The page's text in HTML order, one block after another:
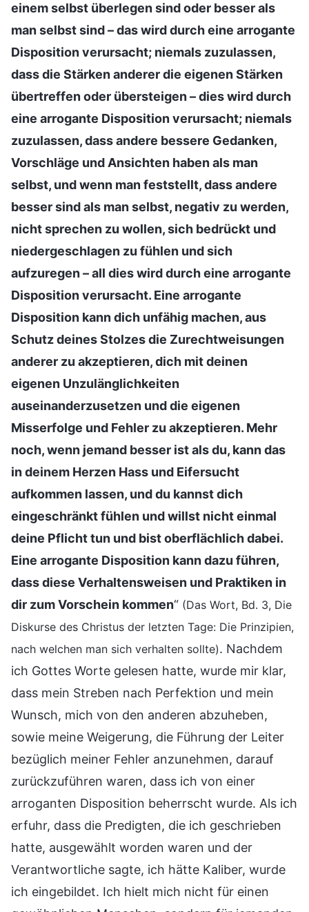
einem selbst überlegen sind oder besser als
man selbst sind – das wird durch eine arrogante
Disposition verursacht; niemals zuzulassen,
dass die Stärken anderer die eigenen Stärken
übertreffen oder übersteigen – dies wird durch
eine arrogante Disposition verursacht; niemals
zuzulassen, dass andere bessere Gedanken,
Vorschläge und Ansichten haben als man
selbst, und wenn man feststellt, dass andere
besser sind als man selbst, negativ zu werden,
nicht sprechen zu wollen, sich bedrückt und
niedergeschlagen zu fühlen und sich
aufzuregen – all dies wird durch eine arrogante
Disposition verursacht. Eine arrogante
Disposition kann dich unfähig machen, aus
Schutz deines Stolzes die Zurechtweisungen
anderer zu akzeptieren, dich mit deinen
eigenen Unzulänglichkeiten
auseinanderzusetzen und die eigenen
Misserfolge und Fehler zu akzeptieren. Mehr
noch, wenn jemand besser ist als du, kann das
in deinem Herzen Hass und Eifersucht
aufkommen lassen, und du kannst dich
eingeschränkt fühlen und willst nicht einmal
deine Pflicht tun und bist oberflächlich dabei.
Eine arrogante Disposition kann dazu führen,
dass diese Verhaltensweisen und Praktiken in
dir zum Vorschein kommen“ (Das Wort, Bd. 3, Die
Diskurse des Christus der letzten Tage: Die Prinzipien,
nach welchen man sich verhalten sollte). Nachdem
ich Gottes Worte gelesen hatte, wurde mir klar,
dass mein Streben nach Perfektion und mein
Wunsch, mich von den anderen abzuheben,
sowie meine Weigerung, die Führung der Leiter
bezüglich meiner Fehler anzunehmen, darauf
zurückzuführen waren, dass ich von einer
arroganten Disposition beherrscht wurde. Als ich
erfuhr, dass die Predigten, die ich geschrieben
hatte, ausgewählt worden waren und der
Verantwortliche sagte, ich hätte Kaliber, wurde
ich eingebildet. Ich hielt mich nicht für einen